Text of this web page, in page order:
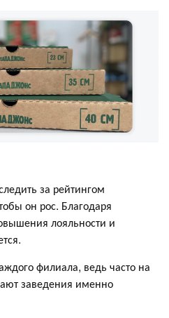
за рейтингом
он рос. Благодаря
лояльности и
филиала, ведь часто на
заведения именно